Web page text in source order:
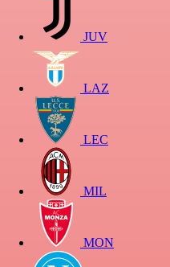
JUV
LAZ
LEC
MIL
MON